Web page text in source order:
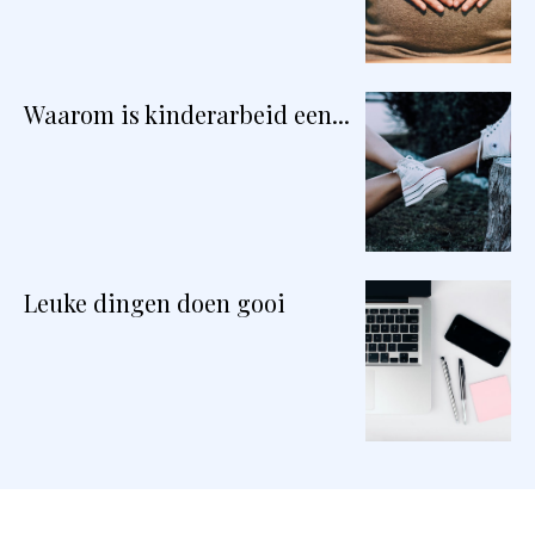
Waarom is kinderarbeid een...
Leuke dingen doen gooi